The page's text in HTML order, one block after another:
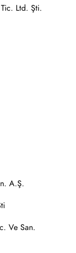
Tic. Ltd. Şti.
A.Ş.
Ve San.